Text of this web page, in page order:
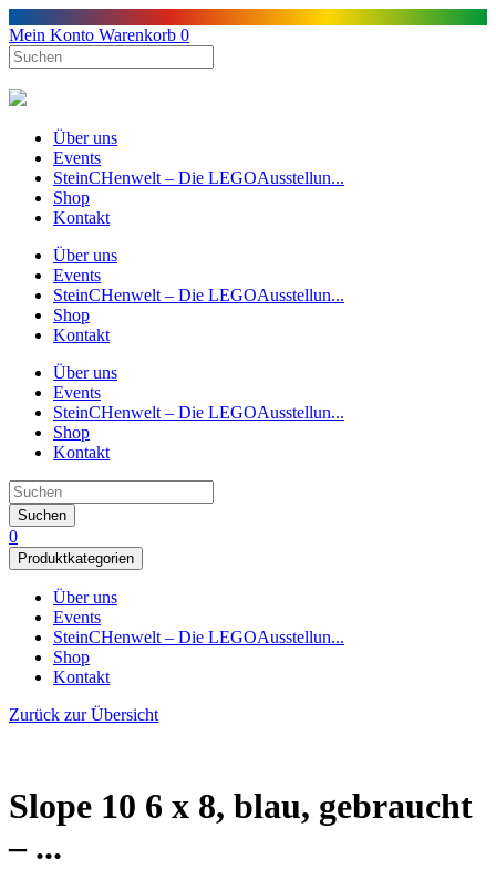
Mein Konto Warenkorb 0
Über uns
Events
SteinCHenwelt – Die LEGOAusstellun...
Shop
Kontakt
Über uns
Events
SteinCHenwelt – Die LEGOAusstellun...
Shop
Kontakt
Über uns
Events
SteinCHenwelt – Die LEGOAusstellun...
Shop
Kontakt
Suchen
0
Produktkategorien
Über uns
Events
SteinCHenwelt – Die LEGOAusstellun...
Shop
Kontakt
Zurück zur Übersicht
Slope 10 6 x 8, blau, gebraucht
– ...